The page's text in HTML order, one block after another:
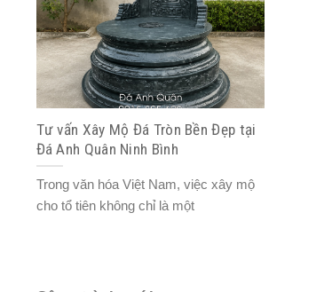
Tư vấn Xây Mộ Đá Tròn Bền Đẹp tại
Đá Anh Quân Ninh Bình
Trong văn hóa Việt Nam, việc xây mộ
cho tổ tiên không chỉ là một